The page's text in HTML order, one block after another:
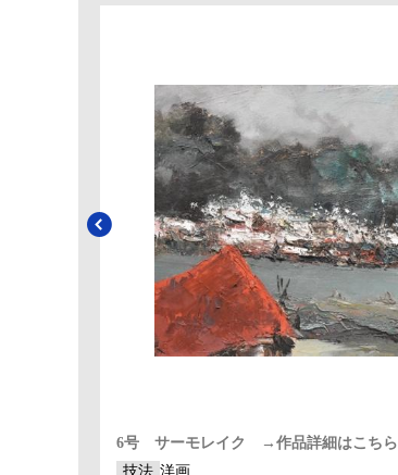
6号 サーモレイク →作品詳細はこちら
技法 洋画